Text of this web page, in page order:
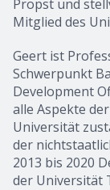
Propst und
Mitglied des
Geert ist
Schwerpunkt
Development
alle Aspekte
Universität
der
2013 bis 2020
der Universität